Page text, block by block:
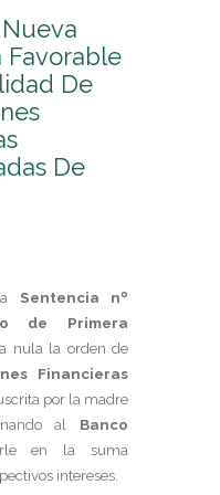
DE DEUDA Y 2ª
Preconcurso
productivas
Favorable
De
De
Sentencia nº
de Primera
nula la orden de
Financieras
por la madre
al Banco
en la suma
intereses.